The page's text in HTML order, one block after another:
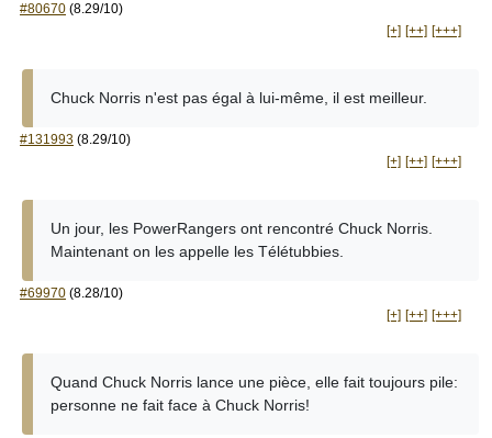
#80670 (8.29/10)
[+] [++] [+++]
Chuck Norris n'est pas égal à lui-même, il est meilleur.
#131993 (8.29/10)
[+] [++] [+++]
Un jour, les PowerRangers ont rencontré Chuck Norris.
Maintenant on les appelle les Télétubbies.
#69970 (8.28/10)
[+] [++] [+++]
Quand Chuck Norris lance une pièce, elle fait toujours pile:
personne ne fait face à Chuck Norris!